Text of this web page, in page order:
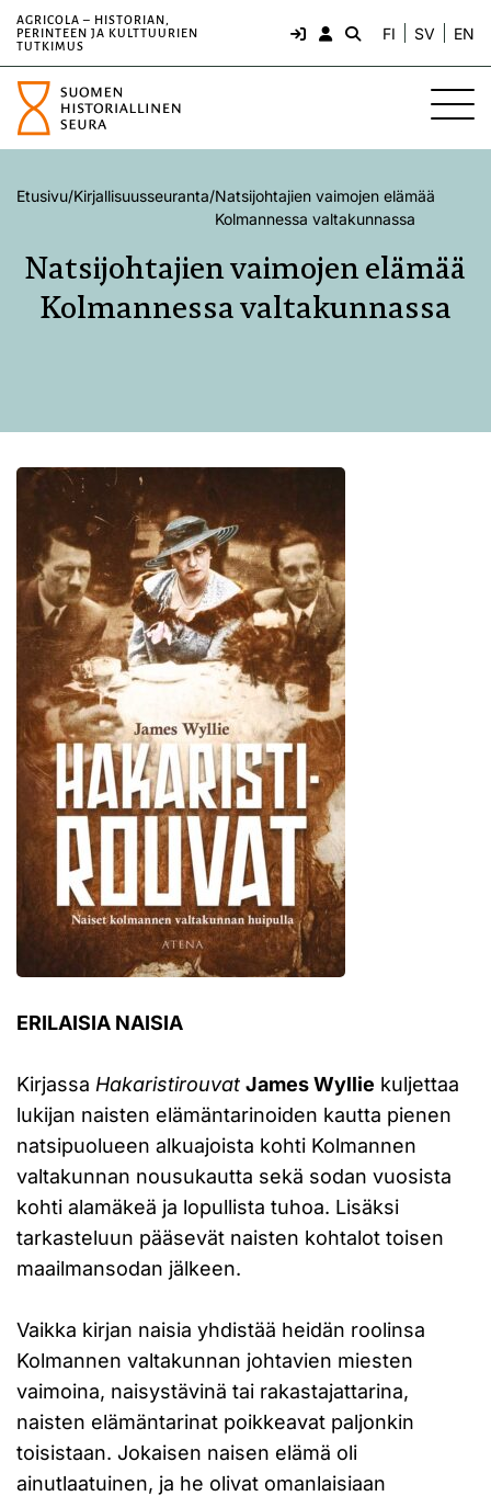
AGRICOLA – HISTORIAN,
PERINTEEN JA KULTTUURIEN
TUTKIMUS
FI SV EN
Etusivu/Kirjallisuusseuranta/Natsijohtajien vaimojen elämää
Kolmannessa valtakunnassa
Natsijohtajien vaimojen elämää
Kolmannessa valtakunnassa
ERILAISIA NAISIA
Kirjassa Hakaristirouvat James Wyllie kuljettaa
lukijan naisten elämäntarinoiden kautta pienen
natsipuolueen alkuajoista kohti Kolmannen
valtakunnan nousukautta sekä sodan vuosista
kohti alamäkeä ja lopullista tuhoa. Lisäksi
tarkasteluun pääsevät naisten kohtalot toisen
maailmansodan jälkeen.
Vaikka kirjan naisia yhdistää heidän roolinsa
Kolmannen valtakunnan johtavien miesten
vaimoina, naisystävinä tai rakastajattarina,
naisten elämäntarinat poikkeavat paljonkin
toisistaan. Jokaisen naisen elämä oli
ainutlaatuinen, ja he olivat omanlaisiaan